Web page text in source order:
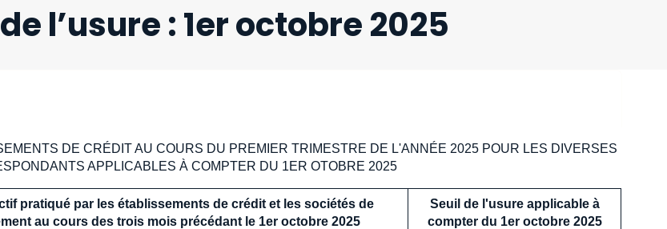
l’usure : 1er octobre 2025
DE CRÉDIT AU COURS DU PREMIER TRIMESTRE DE L'ANNÉE 2025 POUR LES DIVERSES
APPLICABLES À COMPTER DU 1ER OTOBRE 2025
pratiqué par les établissements de crédit et les sociétés de
au cours des trois mois précédant le 1er octobre 2025
Seuil de l'usure applicable à
compter du 1er octobre 2025